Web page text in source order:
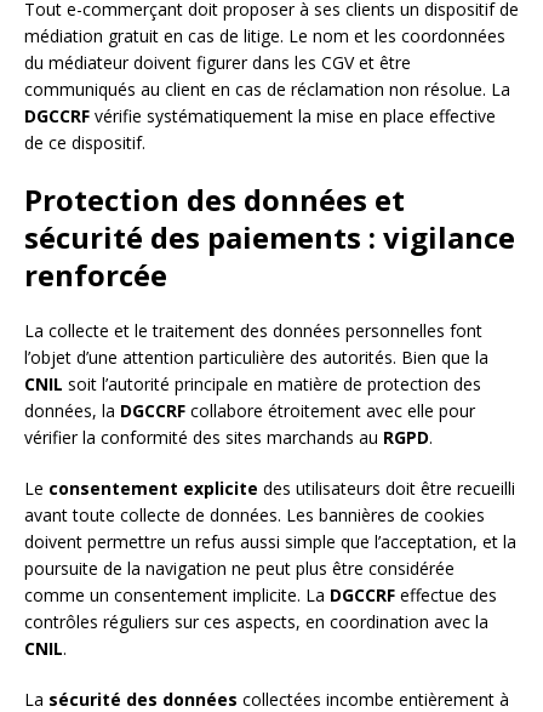
Tout e-commerçant doit proposer à ses clients un dispositif de
médiation gratuit en cas de litige. Le nom et les coordonnées
du médiateur doivent figurer dans les CGV et être
communiqués au client en cas de réclamation non résolue. La
DGCCRF vérifie systématiquement la mise en place effective
de ce dispositif.
Protection des données et
sécurité des paiements : vigilance
renforcée
La collecte et le traitement des données personnelles font
l’objet d’une attention particulière des autorités. Bien que la
CNIL soit l’autorité principale en matière de protection des
données, la DGCCRF collabore étroitement avec elle pour
vérifier la conformité des sites marchands au RGPD.
Le consentement explicite des utilisateurs doit être recueilli
avant toute collecte de données. Les bannières de cookies
doivent permettre un refus aussi simple que l’acceptation, et la
poursuite de la navigation ne peut plus être considérée
comme un consentement implicite. La DGCCRF effectue des
contrôles réguliers sur ces aspects, en coordination avec la
CNIL.
La sécurité des données collectées incombe entièrement à